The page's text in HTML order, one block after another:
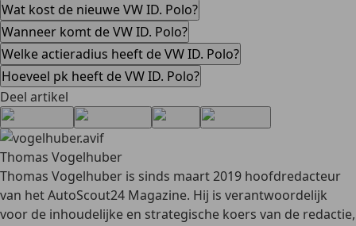
Wat kost de nieuwe VW ID. Polo?
Wanneer komt de VW ID. Polo?
Welke actieradius heeft de VW ID. Polo?
Hoeveel pk heeft de VW ID. Polo?
Deel artikel
Thomas Vogelhuber
Thomas Vogelhuber is sinds maart 2019 hoofdredacteur
van het AutoScout24 Magazine. Hij is verantwoordelijk
voor de inhoudelijke en strategische koers van de redactie,